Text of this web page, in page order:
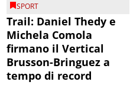
SPORT
Trail: Daniel Thedy e
Michela Comola
firmano il Vertical
Brusson-Bringuez a
tempo di record